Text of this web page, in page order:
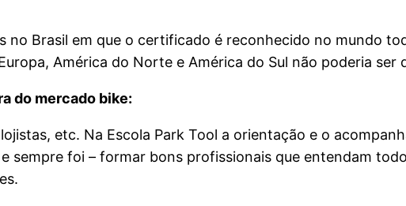
no Brasil em que o certificado é reconhecido no mundo
América do Norte e América do Sul não poderia ser
do mercado bike:
etc. Na Escola Park Tool a orientação e o
sempre foi – formar bons profissionais que entendam